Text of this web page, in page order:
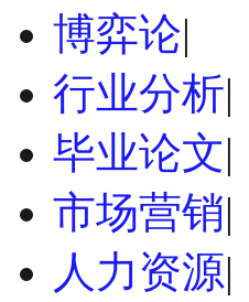
博弈论|
行业分析|
毕业论文|
市场营销|
人力资源|